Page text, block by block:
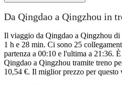
Da Qingdao a Qingzhou in
Il viaggio da Qingdao a Qingzhou
1 h e 28 min. Ci sono 25
partenza a 00:10 e l'ultima a 21:36.
Qingdao a Qingzhou tramite treno
10,54 €. Il miglior prezzo per questo